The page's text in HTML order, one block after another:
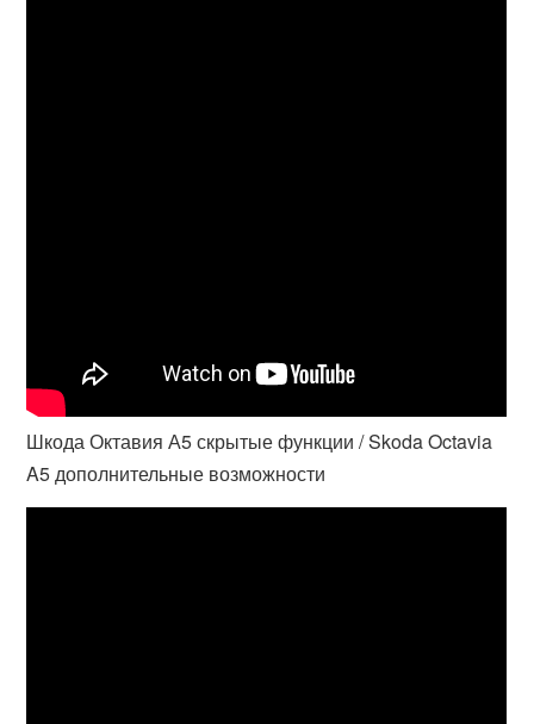
Шкода Октавия А5 скрытые функции / Skoda Octavia
A5 дополнительные возможности